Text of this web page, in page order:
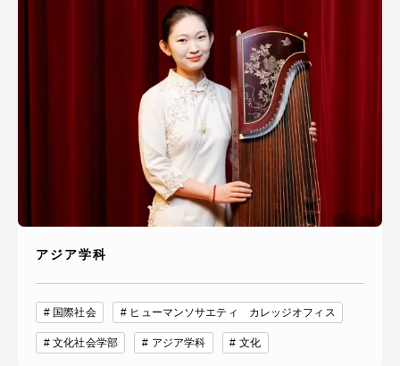
アジア学科
国際社会 ヒューマンソサエティ カレッジオフィス
文化社会学部 アジア学科 文化